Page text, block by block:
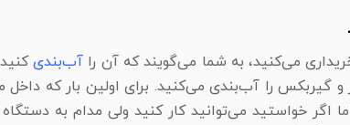
می‌کنید، به شما می‌گویند که آن راآب‌بندی
و گیربکس را آب‌بندی می‌کنید. برای اولین بار که
اگر خواستید می‌توانید کار کنید ولی مدام به